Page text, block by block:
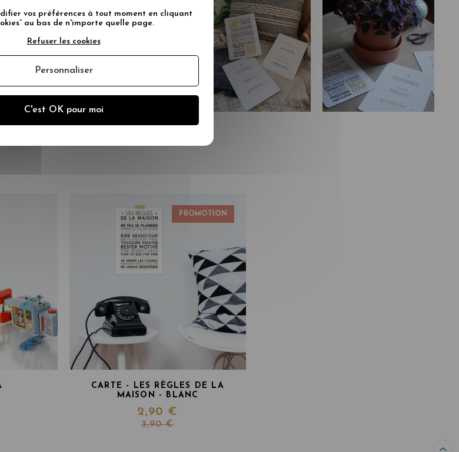
très
un scotch
de
CARTE - LES RÈGLES DE LA
MAISON - BLANC
2,90 €
3,90 €
vos préférences à tout moment en cliquant
au bas de n'importe quelle page.
C'est OK pour moi
Refuser les cookies
Personnaliser